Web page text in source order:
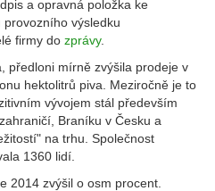
a opravná položka ke
výsledku
firmy do zprávy.
předloni mírně zvýšila prodeje v
hektolitrů piva. Meziročně je to
vývojem stál především
Braníku v Česku a
na trhu. Společnost
1360 lidí.
2014 zvýšil o osm procent.